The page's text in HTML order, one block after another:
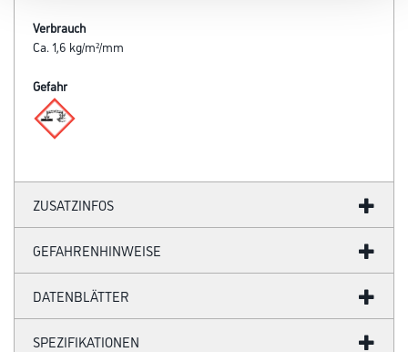
Verbrauch
Ca. 1,6 kg/m²/mm
Gefahr
ZUSATZINFOS
GEFAHRENHINWEISE
DATENBLÄTTER
SPEZIFIKATIONEN